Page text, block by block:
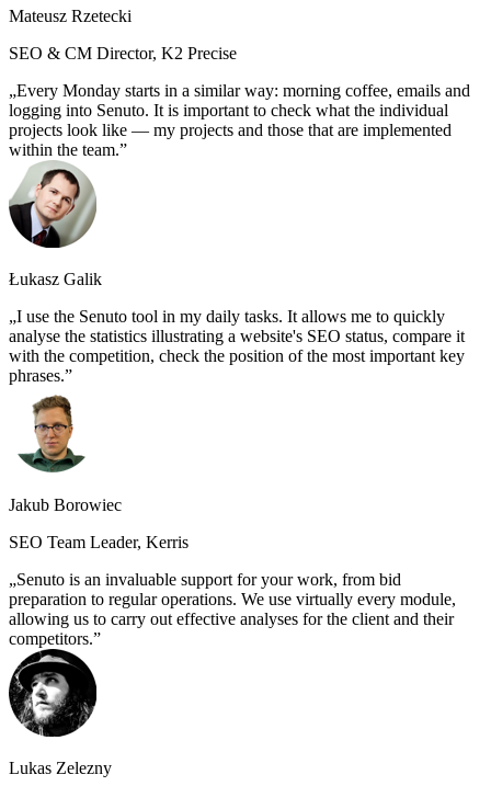
Mateusz Rzetecki
SEO & CM Director, K2 Precise
Every Monday starts in a similar way: morning coffee, emails and
logging into Senuto. It is important to check what the individual
projects look like — my projects and those that are implemented
within the team.
Łukasz Galik
I use the Senuto tool in my daily tasks. It allows me to quickly
analyse the statistics illustrating a website's SEO status, compare it
with the competition, check the position of the most important key
phrases.
Jakub Borowiec
SEO Team Leader, Kerris
Senuto is an invaluable support for your work, from bid
preparation to regular operations. We use virtually every module,
allowing us to carry out effective analyses for the client and their
competitors.
Lukas Zelezny